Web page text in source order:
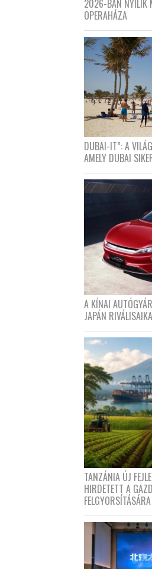
2026-BAN NYÍLIK
OPERAHÁZA
DUBAI-IT”: A
AMELY DUBAI
A KÍNAI
JAPÁN
TANZÁNIA ÚJ
HIRDETETT A
FELGYORSÍTÁSÁRA